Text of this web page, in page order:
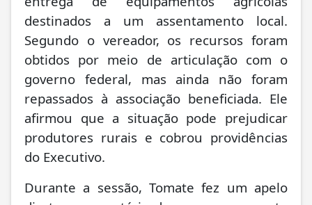
destinados a um assentamento local.
Segundo o vereador, os recursos foram
obtidos por meio de articulação com o
governo federal, mas ainda não foram
repassados à associação beneficiada. Ele
afirmou que a situação pode prejudicar
produtores rurais e cobrou providências
do Executivo.
Durante a sessão, Tomate fez um apelo